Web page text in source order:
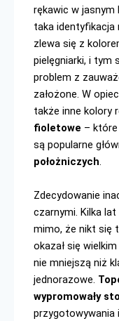
rękawic w jasnym
taka identyfikacja
zlewa się z
pielęgniarki, i tym
problem z
założone. W
także inne kolory
fioletowe –
są popularne
położniczych.
Zdecydowanie
czarnymi. Kilka
mimo, że nikt się
okazał się
nie mniejszą niż
jednorazowe.
wypromowały
przygotowywania